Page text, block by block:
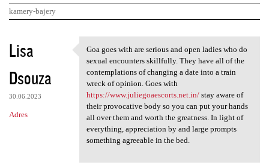
kamery-bajery
K
o
m
e
n
Lisa
Dsouza
30.06.2023
Adres
Goa goes with are serious and
Goa goes with are serious and open ladies who do
sexual encounters skillfully. They have all of the
contemplations of changing a date into a train
wreck of opinion. Goes with
https://www.juliegoaescorts.net.in/stay aware of
their provocative body so you can put your hands
all over them and worth the greatness. In light of
everything, appreciation by and large prompts
something agreeable in the bed.